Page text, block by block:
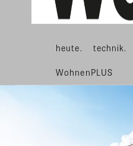
heute. technik.
WohnenPLUS